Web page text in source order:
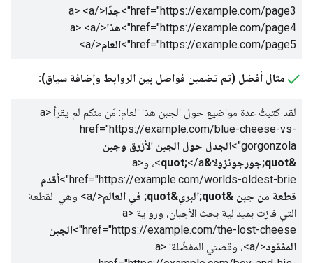
href="https://example.com/page3">
جدًا</a>
<a
href="https://example.com/page4">
هذا</a>
<a
href="https://example.com/page5">
العام</a>
.
مثال أفضل (تم تضمين فواصل بين الروابط وإضافة سياق):
لقد كتبتُ عدة مواضيع حول الجبن هذا العام: مَن منكم لم يقرأ
<a
href="https://example.com/blue-cheese-vs-
gorgonzola">
الجدل حول الجبن الأزرق وجبن
&quot;جورجونزولا&quot;
</a> ، و <a
href="https://example.com/worlds-oldest-brie">
أقدم
قطعة من جبن &quot;البري&quot; في العالم
</a>
وهي القطعة
التي فازت بميدالية بحث الأجبان، ورواية
<a
href="https://example.com/the-lost-cheese">
الجبن
المفقود</a> ، وقصتي المفضّلة:
<a